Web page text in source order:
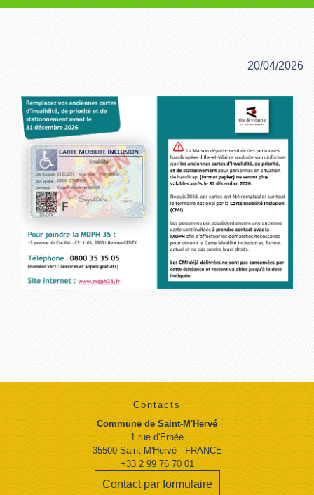
20/04/2026
Contacts
Commune de Saint-M'Hervé
1 rue d'Ernée
35500 Saint-M'Hervé - FRANCE
+33 2 99 76 70 01
Contact par formulaire